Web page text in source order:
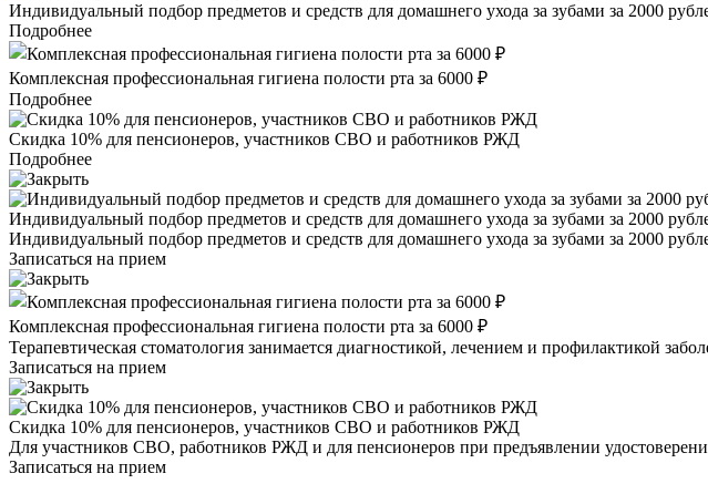
Индивидуальный подбор предметов и средств для домашнего ухода за зубами за 2000
Подробнее
Комплексная профессиональная гигиена полости рта за 6000 ₽
Подробнее
Скидка 10% для пенсионеров, участников СВО и работников РЖД
Подробнее
Индивидуальный подбор предметов и средств для домашнего ухода за зубами за 2000
Индивидуальный подбор предметов и средств для домашнего ухода за зубами за 2000
Записаться на прием
Комплексная профессиональная гигиена полости рта за 6000 ₽
Терапевтическая стоматология занимается диагностикой, лечением и профилактикой
Записаться на прием
Скидка 10% для пенсионеров, участников СВО и работников РЖД
Для участников СВО, работников РЖД и для пенсионеров при предъявлении
Записаться на прием